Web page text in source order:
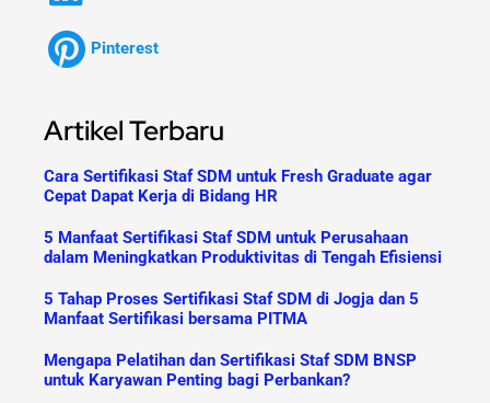
Pinterest
Artikel Terbaru
Cara Sertifikasi Staf SDM untuk Fresh Graduate agar
Cepat Dapat Kerja di Bidang HR
5 Manfaat Sertifikasi Staf SDM untuk Perusahaan
dalam Meningkatkan Produktivitas di Tengah Efisiensi
5 Tahap Proses Sertifikasi Staf SDM di Jogja dan 5
Manfaat Sertifikasi bersama PITMA
Mengapa Pelatihan dan Sertifikasi Staf SDM BNSP
untuk Karyawan Penting bagi Perbankan?